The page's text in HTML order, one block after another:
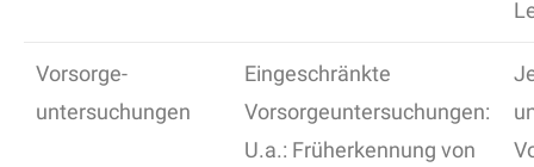
Vorsorge-
untersuchungen
Eingeschränkte
Vorsorgeuntersuchungen:
U.a.: Früherkennung von